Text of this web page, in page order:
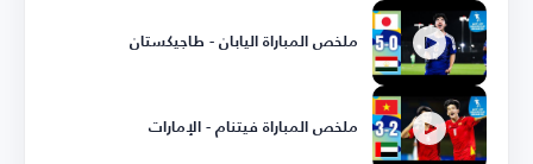
ملخص المباراة اليابان - طاجيكستان
ملخص المباراة فيتنام - الإمارات